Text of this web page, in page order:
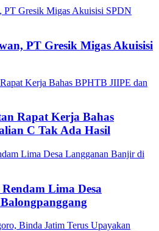
PT Gresik Migas Akuisisi
Rapat Kerja Bahas
C Tak Ada Hasil
Lima Desa